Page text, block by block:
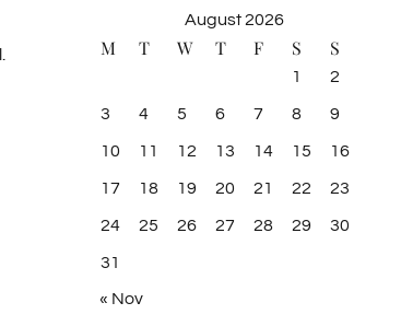
August 2026
M T W T F S S
1 2
3 4 5 6 7 8 9
10 11 12 13 14 15 16
17 18 19 20 21 22 23
24 25 26 27 28 29 30
31
« Nov